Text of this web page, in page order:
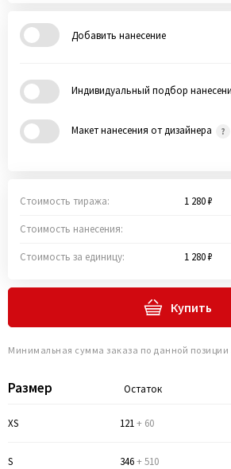
Размер Остаток
XS 121+ 60
S 346+ 510
Добавить нанесение
Индивидуальный подбор
Макет нанесения от дизайнера
Стоимость тиража: 1 280 ₽
Стоимость нанесения:
Стоимость за единицу: 1 280 ₽
Купить
Минимальная сумма заказа по данной позиции